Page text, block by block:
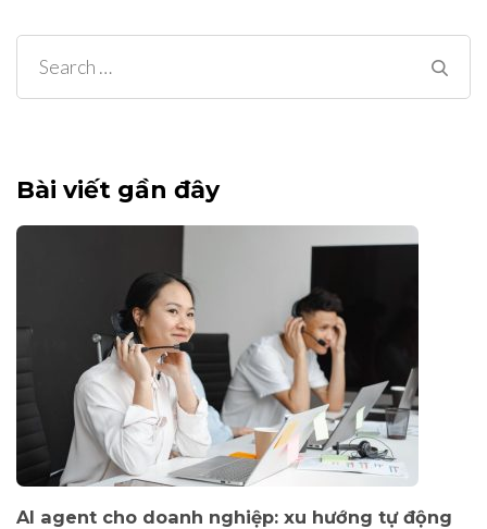
Search
for:
Bài viết gần đây
AI agent cho doanh nghiệp: xu hướng tự động